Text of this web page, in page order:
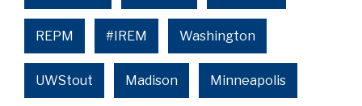
REPM #IREM Washington
UWStout Madison Minneapolis